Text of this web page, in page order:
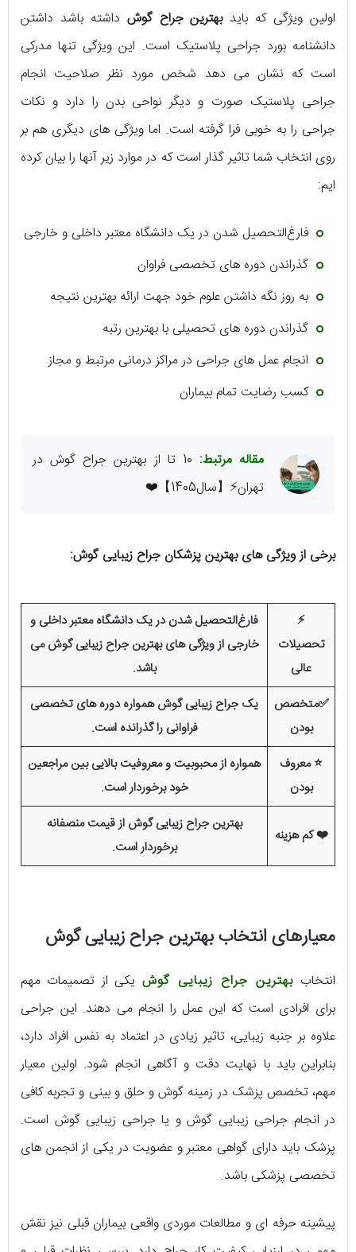
اولین ویژگی که بایدبهترین جراح گوش داشته باشد داشتن
دانشنامه بورد جراحی پلاستیک است. این ویژگی تنها مدرکی
است که نشان می دهد شخص مورد نظر صلاحیت انجام
جراحی پلاستیک صورت و دیگر نواحی بدن را دارد و نکات
جراحی را به خوبی فرا گرفته است. اما ویژگی های دیگری هم بر
روی انتخاب شما تاثیر گذار است که در موارد زیر آنها را بیان کرده
ایم:
فارغ‌التحصیل شدن در یک دانشگاه معتبر داخلی و خارجی
گذراندن دوره های تخصصی فراوان
به روز نگه داشتن علوم خود جهت ارائه بهترین نتیجه
گذراندن دوره های تحصیلی با بهترین رتبه
انجام عمل های جراحی در مراکز درمانی مرتبط و مجاز
کسب رضایت تمام بیماران
مقاله مرتبط:
10 تا از بهترین جراح گوش در
تهران⚡️【سال1405】❤️
برخی از ویژگی‌ های بهترین پزشکان جراح زیبایی گوش:
⚡️
تحصیلات
عالی
فارغ‌التحصیل شدن در یک دانشگاه معتبر داخلی و
خارجی از ویژگی های بهترین جراح زیبایی گوش می
باشد.
✅متخصص
بودن
یک جراح زیبایی گوش همواره دوره های تخصصی
فراوانی را گذرانده است.
⭐ معروف
بودن
همواره از محبوبیت و معروفیت بالایی بین مراجعین
خود برخوردار است.
❤️ کم هزینه
بهترین جراح زیبایی گوش از قیمت منصفانه
برخوردار است.
معیارهای انتخاب بهترین جراح زیبایی گوش
انتخاب بهترین جراح زیبایی گوش یکی از تصمیمات مهم
برای افرادی است که این عمل را انجام می دهند. این جراحی
علاوه بر جنبه زیبایی، تاثیر زیادی در اعتماد به نفس افراد دارد،
بنابراین باید با نهایت دقت و آگاهی انجام شود. اولین معیار
مهم، تخصص پزشک در زمینه گوش و حلق و بینی و تجربه کافی
در انجام جراحی زیبایی گوش و یا جراحی زیبایی گوش است.
پزشک باید دارای گواهی معتبر و عضویت در یکی از انجمن های
تخصصی پزشکی باشد.
پیشینه حرفه ای و مطالعات موردی واقعی بیماران قبلی نیز نقش